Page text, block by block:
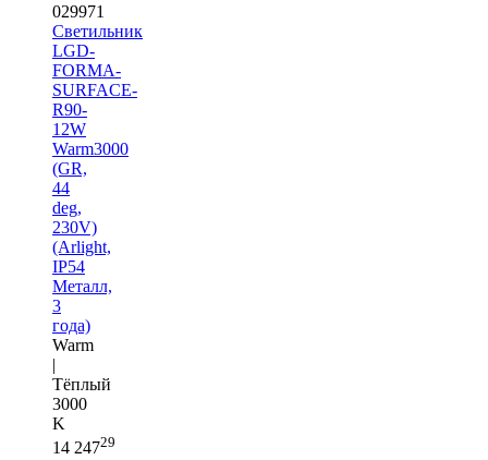
029971
Светильник
LGD-
FORMA-
SURFACE-
R90-
12W
Warm3000
(GR,
44
deg,
230V)
(Arlight,
IP54
Металл,
3
года)
Warm
|
Тёплый
3000
K
14 24729